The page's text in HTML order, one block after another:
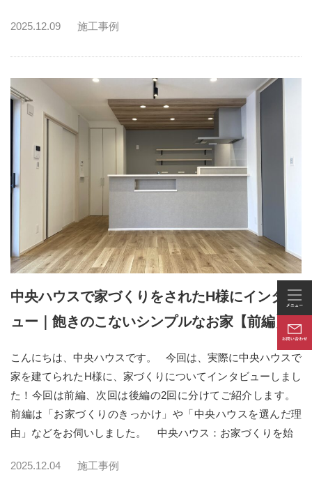
2025.12.09 施工事例
中央ハウスで家づくりをされたH様にインタビ
ュー｜飽きのこないシンプルなお家【前編】
こんにちは、中央ハウスです。 今回は、実際に中央ハウスで
家を建てられたH様に、家づくりについてインタビューしまし
た！今回は前編、次回は後編の2回に分けてご紹介します。
前編は「お家づくりのきっかけ」や「中央ハウスを選んだ理
由」などをお伺いしました。 中央ハウス：お家づくりを始
2025.12.04 施工事例